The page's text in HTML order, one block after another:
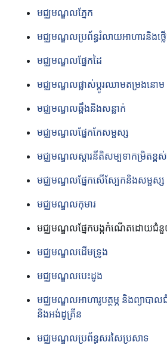
មជ្ឈមណ្ឌលភ្នែក
មជ្ឈមណ្ឌលប្រព័ន្ធរំលាយអាហារនិងថ្ល
មជ្ឈមណ្ឌលផ្នែកដៃ
មជ្ឈមណ្ឌលផ្លាស់ប្តូរឈាមតម្រងនោម
មជ្ឈមណ្ឌលឆ្អឹងនិងសន្លាក់
មជ្ឈមណ្ឌលផ្នែកកែសម្ផស្ស
មជ្ឈមណ្ឌលស្តារនីតិសម្បទាកម្រិតខ្ពស់
មជ្ឈមណ្ឌលផ្នែកសើស្បែកនិងសម្ផស្ស
មជ្ឈមណ្ឌលកុមារ
មជ្ឈមណ្ឌលផ្នែកបង្កកំណើតដោយជំនួយ
មជ្ឈមណ្ឌលដើមទ្រូង
មជ្ឈមណ្ឌលបេះដូង
មជ្ឈមណ្ឌលអាហារូបត្ថម្ភ និងព្យាបា
និងអង់ដូគ្រីន
មជ្ឈមណ្ឌលប្រព័ន្ធសរសៃប្រសាទ